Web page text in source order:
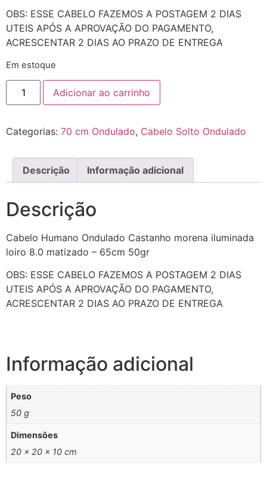
OBS: ESSE CABELO FAZEMOS A POSTAGEM 2 DIAS
UTEIS APÓS A APROVAÇÃO DO PAGAMENTO,
ACRESCENTAR 2 DIAS AO PRAZO DE ENTREGA
Em estoque
Adicionar ao carrinho
Categorias: 70 cm Ondulado, Cabelo Solto Ondulado
Descrição Informação adicional
Descrição
Cabelo Humano Ondulado Castanho morena iluminada
loiro 8.0 matizado – 65cm 50gr
OBS: ESSE CABELO FAZEMOS A POSTAGEM 2 DIAS
UTEIS APÓS A APROVAÇÃO DO PAGAMENTO,
ACRESCENTAR 2 DIAS AO PRAZO DE ENTREGA
Informação adicional
Peso
50 g
Dimensões
20 × 20 × 10 cm